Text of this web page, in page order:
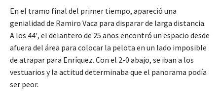
En el tramo final del primer tiempo, apareció una
genialidad de Ramiro Vaca para disparar de larga distancia.
A los 44′, el delantero de 25 años encontró un espacio desde
afuera del área para colocar la pelota en un lado imposible
de atrapar para Enríquez. Con el 2-0 abajo, se iban a los
vestuarios y la actitud determinaba que el panorama podía
ser peor.